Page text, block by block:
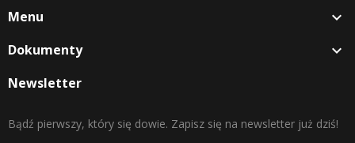
Menu 
Dokumenty 
Newsletter
Bądź pierwszy, który się dowie. Zapisz się na newsletter już dziś!